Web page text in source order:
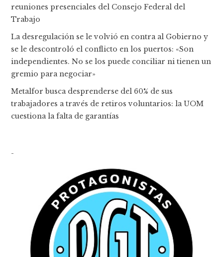
reuniones presenciales del Consejo Federal del
Trabajo
La desregulación se le volvió en contra al Gobierno y
se le descontroló el conflicto en los puertos: «Son
independientes. No se los puede conciliar ni tienen un
gremio para negociar»
Metalfor busca desprenderse del 60% de sus
trabajadores a través de retiros voluntarios: la UOM
cuestiona la falta de garantías
-